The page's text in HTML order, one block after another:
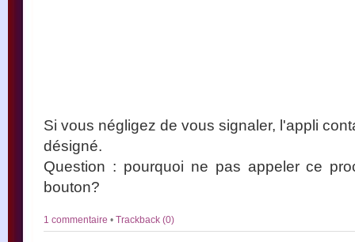
Si vous négligez de vous signaler, l'appli
désigné.
Question : pourquoi ne pas appeler ce
bouton?
1 commentaire • Trackback (0)